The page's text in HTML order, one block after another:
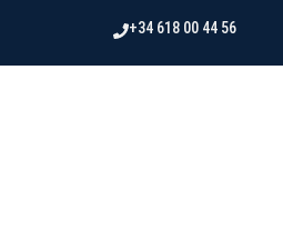
+34 618 00 44 56